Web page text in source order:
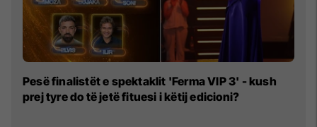
Pesë finalistët e spektaklit 'Ferma VIP 3' - kush
prej tyre do të jetë fituesi i këtij edicioni?